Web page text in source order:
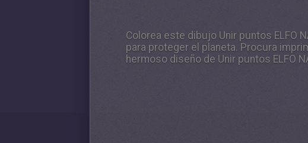
Colorea este dibujo Unir puntos ELFO
para proteger el planeta. Procura
hermoso diseño de Unir puntos ELFO